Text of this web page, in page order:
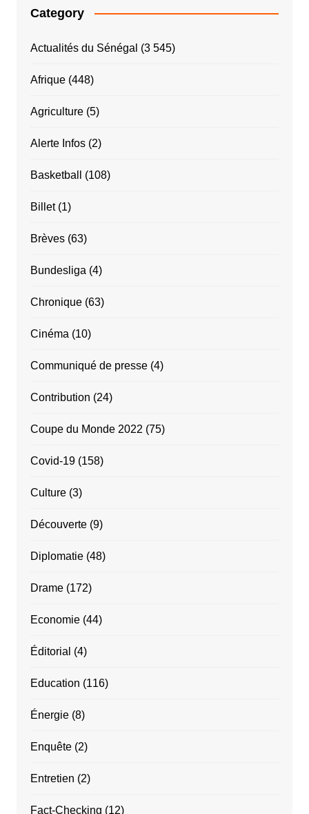
Category
Actualités du Sénégal (3 545)
Afrique(448)
Agriculture(5)
Alerte Infos(2)
Basketball (108)
Billet(1)
Brèves(63)
Bundesliga (4)
Chronique(63)
Cinéma (10)
Communiqué de presse(4)
Contribution (24)
Coupe du Monde 2022 (75)
Covid-19(158)
Culture(3)
Découverte(9)
Diplomatie(48)
Drame(172)
Economie(44)
Éditorial (4)
Education (116)
Énergie(8)
Enquête(2)
Entretien (2)
Fact-Checking (12)